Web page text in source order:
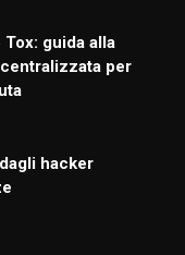
guida alla
per
hacker